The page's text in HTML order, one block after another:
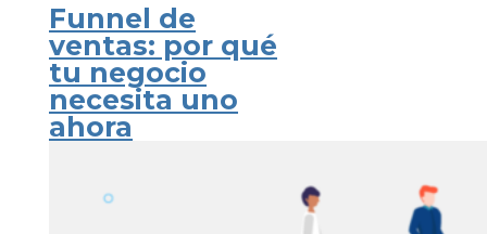
Funnel de
ventas: por qué
tu negocio
necesita uno
ahora